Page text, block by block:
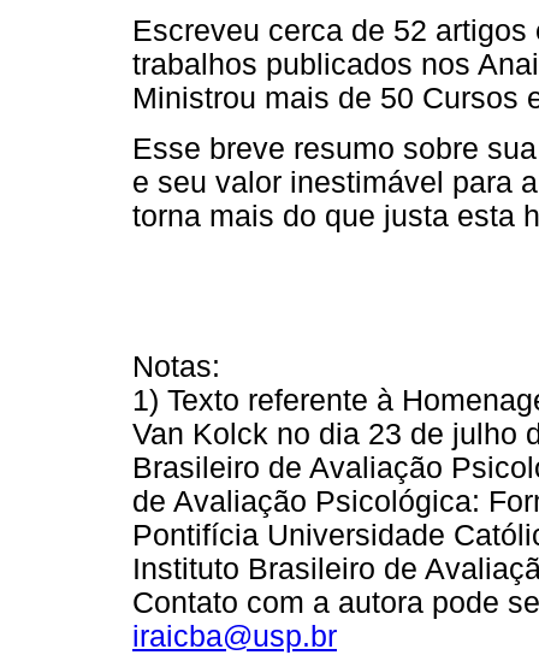
Escreveu cerca de 52
trabalhos publicados nos
Ministrou mais de 50 Cursos
Esse breve resumo sobre
e seu valor inestimável para
torna mais do que justa esta
Notas:
1) Texto referente à
Van Kolck no dia 23 de julho
Brasileiro de Avaliação
de Avaliação Psicológica:
Pontifícia Universidade
Instituto Brasileiro de
Contato com a autora pode
iraicba@usp.br